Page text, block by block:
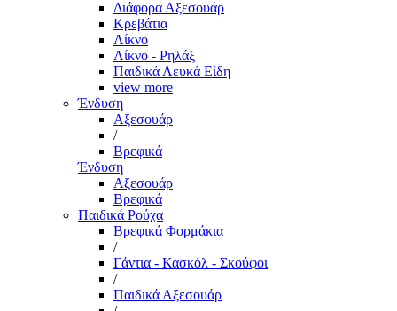
Διάφορα Αξεσουάρ
Κρεβάτια
Λίκνο
Λίκνο - Ρηλάξ
Παιδικά Λευκά Είδη
view more
Ένδυση
Αξεσουάρ
/
Βρεφικά
Ένδυση
Αξεσουάρ
Βρεφικά
Παιδικά Ρούχα
Βρεφικά Φορμάκια
/
Γάντια - Κασκόλ - Σκούφοι
/
Παιδικά Αξεσουάρ